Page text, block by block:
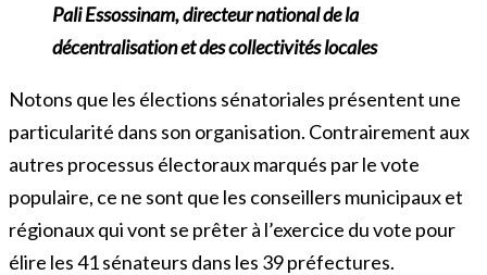
Pali Essossinam, directeur national de la
décentralisation et des collectivités locales
Notons que les élections sénatoriales présentent une
particularité dans son organisation. Contrairement aux
autres processus électoraux marqués par le vote
populaire, ce ne sont que les conseillers municipaux et
régionaux qui vont se prêter à l’exercice du vote pour
élire les 41 sénateurs dans les 39 préfectures.